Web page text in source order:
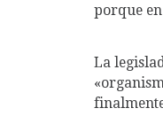
porque
La